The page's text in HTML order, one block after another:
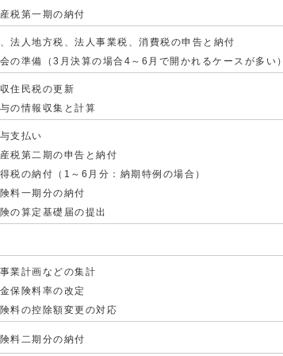
税第一期の納付
法人地方税、法人事業税、消費税の申告と納付
の準備（3月決算の場合4～6月で開かれるケースが多い）
住民税の更新
の情報収集と計算
支払い
税第二期の申告と納付
税の納付（1～6月分：納期特例の場合）
料一期分の納付
の算定基礎届の提出
事業計画などの集計
保険料率の改定
料の控除額変更の対応
料二期分の納付